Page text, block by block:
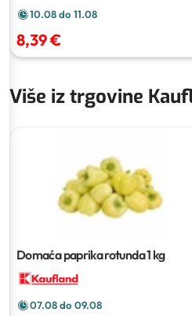
10.08 do 11.08
8,39 €
Više iz trgovine
Domaća paprika rotunda1 kg
07.08 do 09.08